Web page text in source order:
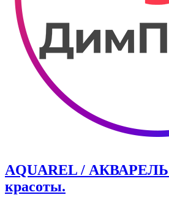
AQUAREL /
красоты.